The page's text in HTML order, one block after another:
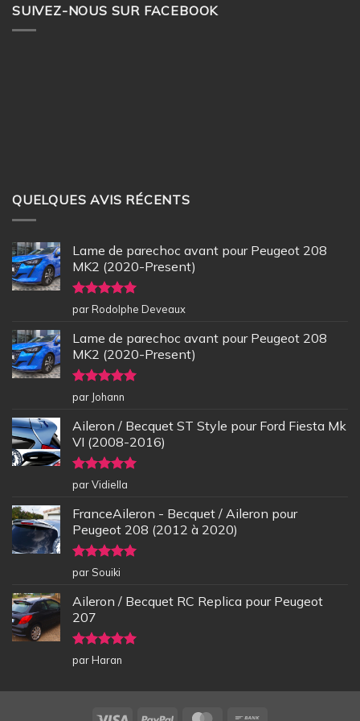
SUIVEZ-NOUS SUR FACEBOOK
QUELQUES AVIS RÉCENTS
Lame de parechoc avant pour Peugeot 208
MK2 (2020-Present)
Note5sur
5
par Rodolphe Deveaux
Lame de parechoc avant pour Peugeot 208
MK2 (2020-Present)
Note5sur
5
par Johann
Aileron / Becquet ST Style pour Ford Fiesta Mk
VI (2008-2016)
Note5sur
5
par Vidiella
FranceAileron - Becquet / Aileron pour
Peugeot 208 (2012 à 2020)
Note5sur
5
par Souiki
Aileron / Becquet RC Replica pour Peugeot
207
Note5sur
5
par Haran
Visa PayPal MasterCard